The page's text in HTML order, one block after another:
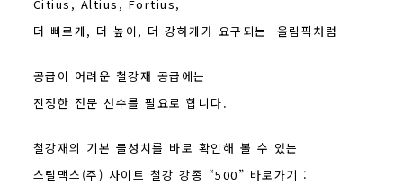
Citius, Altius, Fortius,
더 빠르게, 더 높이, 더 강하게가 요구되는 올림픽처럼
공급이 어려운 철강재 공급에는
진정한 전문 선수를 필요로 합니다.
철강재의 기본 물성치를 바로 확인해 볼 수 있는
스틸맥스(주) 사이트 철강 강종 “500” 바로가기 :